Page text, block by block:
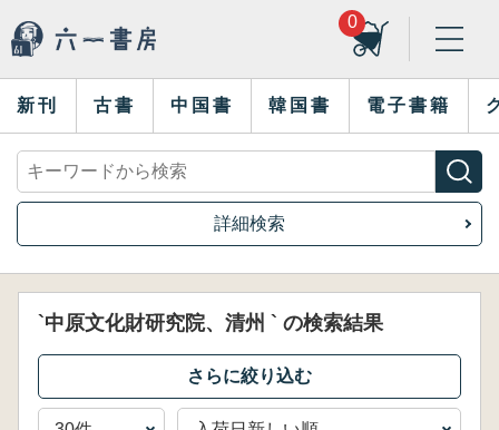
0
新刊 古書 中国書 韓国書 電子書籍
詳細検索
`中原文化財研究院、清州 ` の検索結果